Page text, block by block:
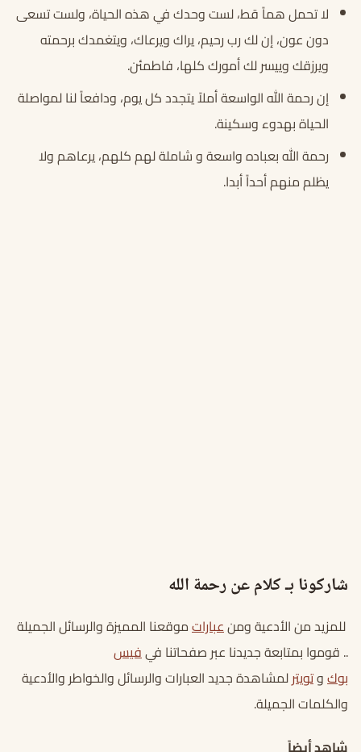
لا تحمل هماً قط، لست وحدك في هذه الحياة، ولست تسعى
دون عون، إن لك رب رحيم، يراك ويرعاك، ويتغمدك برحمته
ويرزقك وييسر لك أمورك كلها، فاطمئن.
إن رحمة الله الواسعة أملاً يتجدد كل يوم، ودافعاً لنا لمواصلة
الحياة بهدوء وسكينة.
رحمة الله بعباده واسعة و شاملة لهم كلهم، يرعاهم ولا
يظلم منهم أحداً أبدا.
شاركونا بـ كلام عن رحمة الله
للمزيد من الأدعية ومنعباراتموقعنا المميزة والرسائل الجميلة
.. قوموا بمتابعة جديدنا عبر صفحاتنا فيفيس
بوكوتويترلمشاهدة جديد العبارات والرسائل والخواطر والأدعية
والكلمات الجميلة.
شاهد أيضاً